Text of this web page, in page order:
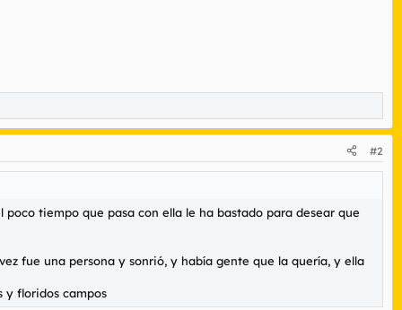
#2
tiempo que pasa con ella le ha bastado para desear que
fue una persona y sonrió, y había gente que la quería, y ella
y floridos campos